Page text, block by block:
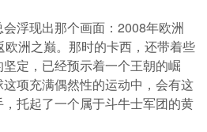
浮现出那个画面：2008年欧洲
洲之巅。那时的卡西，还带着些
定，已经预示着一个王朝的崛
项充满偶然性的运动中，会有这
托起了一个属于斗牛士军团的黄